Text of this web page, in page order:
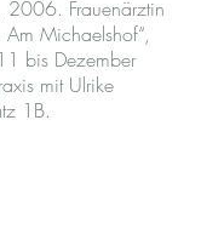
2006. Frauenärztin
Am Michaelshof“,
bis Dezember
mit Ulrike
1B.